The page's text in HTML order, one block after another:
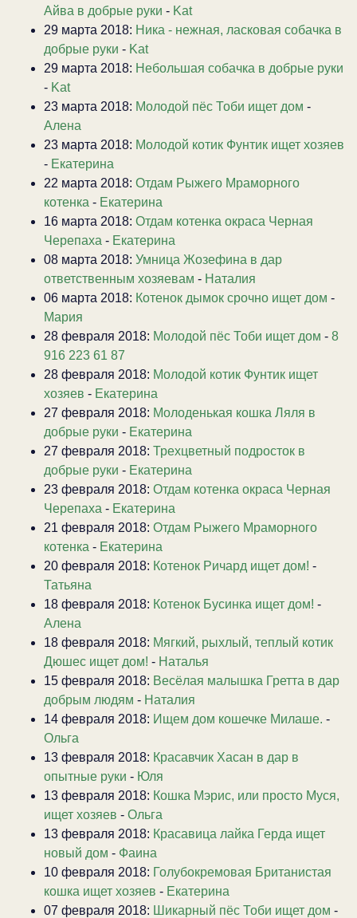
Айва в добрые руки - Kat
29 марта 2018: Ника - нежная, ласковая собачка в
добрые руки - Kat
29 марта 2018: Небольшая собачка в добрые руки
- Kat
23 марта 2018: Молодой пёс Тоби ищет дом -
Алена
23 марта 2018: Молодой котик Фунтик ищет хозяев
- Екатерина
22 марта 2018: Отдам Рыжего Мраморного
котенка - Екатерина
16 марта 2018: Отдам котенка окраса Черная
Черепаха - Екатерина
08 марта 2018: Умница Жозефина в дар
ответственным хозяевам - Наталия
06 марта 2018: Котенок дымок срочно ищет дом -
Мария
28 февраля 2018: Молодой пёс Тоби ищет дом - 8
916 223 61 87
28 февраля 2018: Молодой котик Фунтик ищет
хозяев - Екатерина
27 февраля 2018: Молоденькая кошка Ляля в
добрые руки - Екатерина
27 февраля 2018: Трехцветный подросток в
добрые руки - Екатерина
23 февраля 2018: Отдам котенка окраса Черная
Черепаха - Екатерина
21 февраля 2018: Отдам Рыжего Мраморного
котенка - Екатерина
20 февраля 2018: Котенок Ричард ищет дом! -
Татьяна
18 февраля 2018: Котенок Бусинка ищет дом! -
Алена
18 февраля 2018: Мягкий, рыхлый, теплый котик
Дюшес ищет дом! - Наталья
15 февраля 2018: Весёлая малышка Гретта в дар
добрым людям - Наталия
14 февраля 2018: Ищем дом кошечке Милаше. -
Ольга
13 февраля 2018: Красавчик Хасан в дар в
опытные руки - Юля
13 февраля 2018: Кошка Мэрис, или просто Муся,
ищет хозяев - Ольга
13 февраля 2018: Красавица лайка Герда ищет
новый дом - Фаина
10 февраля 2018: Голубокремовая Британистая
кошка ищет хозяев - Екатерина
07 февраля 2018: Шикарный пёс Тоби ищет дом -